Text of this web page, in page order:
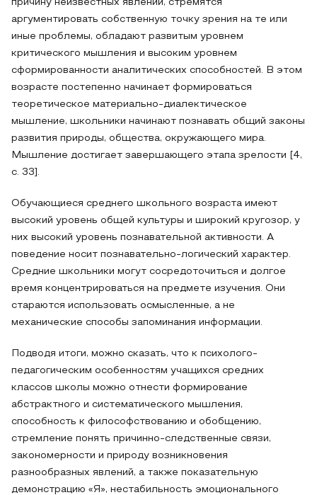
причину неизвестных явлений, стремятся
аргументировать собственную точку зрения на те или
иные проблемы, обладают развитым уровнем
критического мышления и высоким уровнем
сформированности аналитических способностей. В этом
возрасте постепенно начинает формироваться
теоретическое материально-диалектическое
мышление, школьники начинают познавать общий законы
развития природы, общества, окружающего мира.
Мышление достигает завершающего этапа зрелости [4,
с. 33].
Обучающиеся среднего школьного возраста имеют
высокий уровень общей культуры и широкий кругозор, у
них высокий уровень познавательной активности. А
поведение носит познавательно-логический характер.
Средние школьники могут сосредоточиться и долгое
время концентрироваться на предмете изучения. Они
стараются использовать осмысленные, а не
механические способы запоминания информации.
Подводя итоги, можно сказать, что к психолого-
педагогическим особенностям учащихся средних
классов школы можно отнести формирование
абстрактного и систематического мышления,
способность к философствованию и обобщению,
стремление понять причинно-следственные связи,
закономерности и природу возникновения
разнообразных явлений, а также показательную
демонстрацию «Я», нестабильность эмоционального